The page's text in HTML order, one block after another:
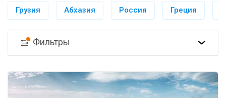
Грузия Абхазия Россия Греция
Фильтры